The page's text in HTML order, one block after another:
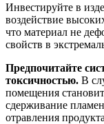
Инвестируйте в
воздействие
что материал не
свойств в
Предпочитайте
токсичностью. В
помещения
сдерживание
отравления